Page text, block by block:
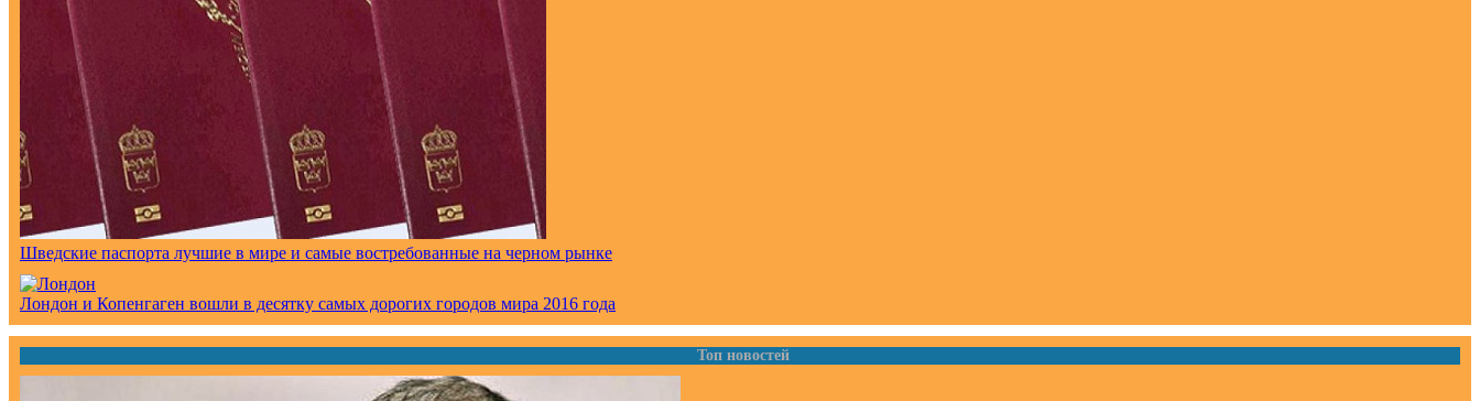
Шведские паспорта лучшие в мире и самые востребованные на черном рынке
Лондон и Копенгаген вошли в десятку самых дорогих городов мира 2016 года
Топ новостей